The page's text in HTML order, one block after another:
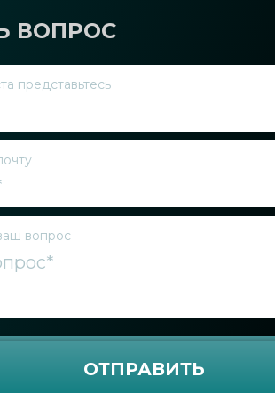
ВОПРОС
представьтесь
вопрос
ОТПРАВИТЬ